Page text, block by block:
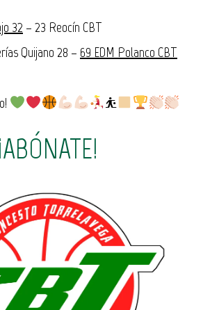
32 – 23 Reocín CBT
Quijano 28 – 69 EDM Polanco CBT
⛹
¡ABÓNATE!